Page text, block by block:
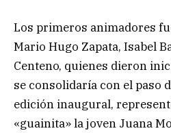
Los primeros animadores
Mario Hugo Zapata, Isabel
Centeno, quienes dieron
se consolidaría con el paso
edición inaugural,
«guainita» la joven Juana